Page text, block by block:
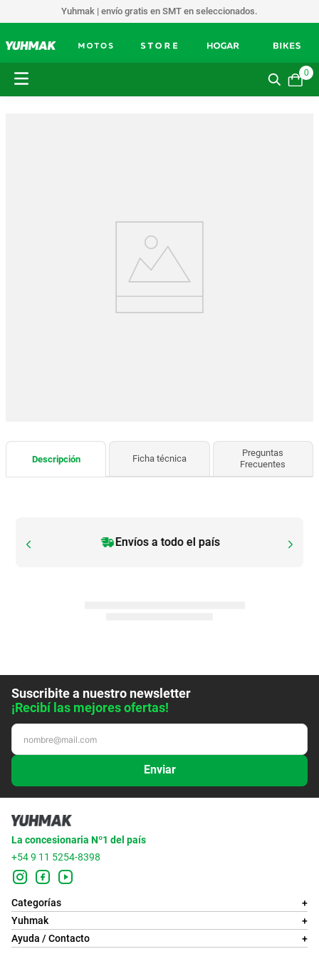
Yuhmak | envío gratis en SMT en seleccionados.
0
Descripción Ficha técnica
Preguntas
Frecuentes
Envíos a todo el país
Suscribite a nuestro newsletter
¡Recibí las mejores ofertas!
Enviar
La concesionaria Nº1 del país
+54 9 11 5254-8398
Categorías
+
Yuhmak
+
Ayuda / Contacto
+